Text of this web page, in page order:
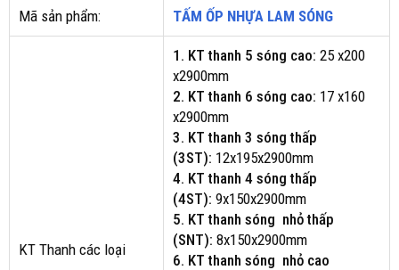
Mã sản phẩm: TẤM ỐP NHỰA LAM SÓNG
KT Thanh các loại
1. KT thanh 5 sóng cao: 25 x200
x2900mm
2. KT thanh 6 sóng cao: 17 x160
x2900mm
3. KT thanh 3 sóng thấp
(3ST): 12x195x2900mm
4. KT thanh 4 sóng thấp
(4ST): 9x150x2900mm
5. KT thanh sóng nhỏ thấp
(SNT): 8x150x2900mm
6. KT thanh sóng nhỏ cao